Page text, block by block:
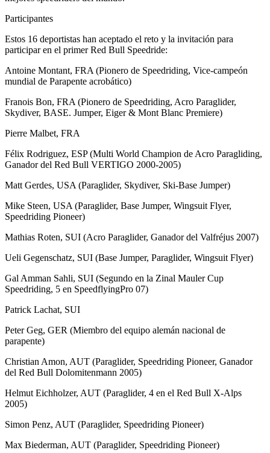
Participantes
Estos 16 deportistas han aceptado el reto y la invitación para
participar en el primer Red Bull Speedride:
Antoine Montant, FRA (Pionero de Speedriding, Vice-campeón
mundial de Parapente acrobático)
Franois Bon, FRA (Pionero de Speedriding, Acro Paraglider,
Skydiver, BASE. Jumper, Eiger & Mont Blanc Premiere)
Pierre Malbet, FRA
Félix Rodriguez, ESP (Multi World Champion de Acro Paragliding,
Ganador del Red Bull VERTIGO 2000-2005)
Matt Gerdes, USA (Paraglider, Skydiver, Ski-Base Jumper)
Mike Steen, USA (Paraglider, Base Jumper, Wingsuit Flyer,
Speedriding Pioneer)
Mathias Roten, SUI (Acro Paraglider, Ganador del Valfréjus 2007)
Ueli Gegenschatz, SUI (Base Jumper, Paraglider, Wingsuit Flyer)
Gal Amman Sahli, SUI (Segundo en la Zinal Mauler Cup
Speedriding, 5 en SpeedflyingPro 07)
Patrick Lachat, SUI
Peter Geg, GER (Miembro del equipo alemán nacional de
parapente)
Christian Amon, AUT (Paraglider, Speedriding Pioneer, Ganador
del Red Bull Dolomitenmann 2005)
Helmut Eichholzer, AUT (Paraglider, 4 en el Red Bull X-Alps
2005)
Simon Penz, AUT (Paraglider, Speedriding Pioneer)
Max Biederman, AUT (Paraglider, Speedriding Pioneer)